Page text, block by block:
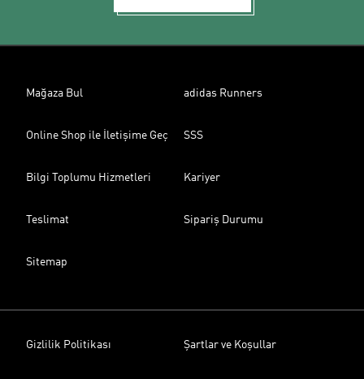
Mağaza Bul adidas Runners
Online Shop ile İletişime Geç SSS
Bilgi Toplumu Hizmetleri Kariyer
Teslimat Sipariş Durumu
Sitemap
Gizlilik Politikası Şartlar ve Koşullar